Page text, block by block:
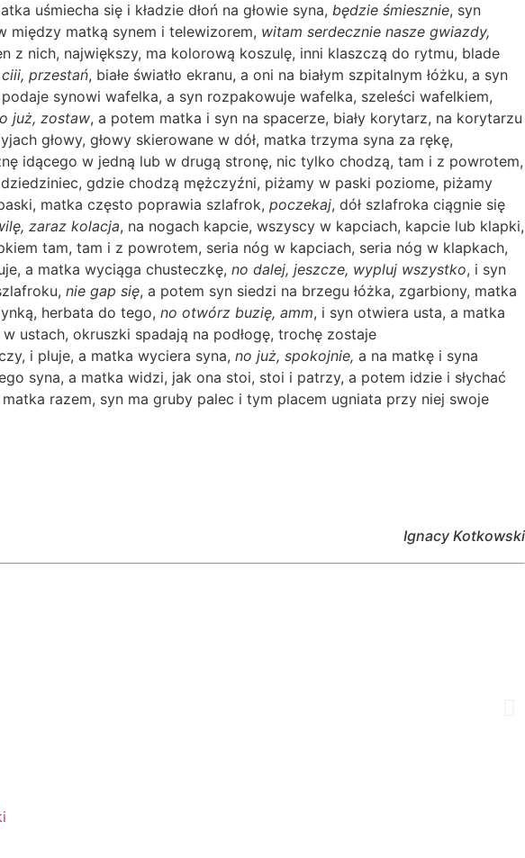
uśmiecha się i kładzie dłoń na głowie syna, będzie śmiesznie, syn
między matką synem i telewizorem, witam serdecznie nasze gwiazdy,
z nich, największy, ma kolorową koszulę, inni klaszczą do rytmu, blade
przestań, białe światło ekranu, a oni na białym szpitalnym łóżku, a syn
synowi wafelka, a syn rozpakowuje wafelka, szeleści wafelkiem,
już, zostaw, a potem matka i syn na spacerze, biały korytarz, na korytarzu
głowy, głowy skierowane w dół, matka trzyma syna za rękę,
idącego w jedną lub w drugą stronę, nic tylko chodzą, tam i z powrotem,
gdzie chodzą mężczyźni, piżamy w paski poziome, piżamy
matka często poprawia szlafrok, poczekaj, dół szlafroka ciągnie się
zaraz kolacja, na nogach kapcie, wszyscy w kapciach, kapcie lub klapki,
tam, tam i z powrotem, seria nóg w kapciach, seria nóg w klapkach,
a matka wyciąga chusteczkę, no dalej, jeszcze, wypluj wszystko, i syn
nie gap się, a potem syn siedzi na brzegu łóżka, zgarbiony, matka
herbata do tego, no otwórz buzię, amm, i syn otwiera usta, a matka
ustach, okruszki spadają na podłogę, trochę zostaje
i pluje, a matka wyciera syna, no już, spokojnie, a na matkę i syna
syna, a matka widzi, jak ona stoi, stoi i patrzy, a potem idzie i słychać
razem, syn ma gruby palec i tym placem ugniata przy niej swoje
Ignacy Kotkowski